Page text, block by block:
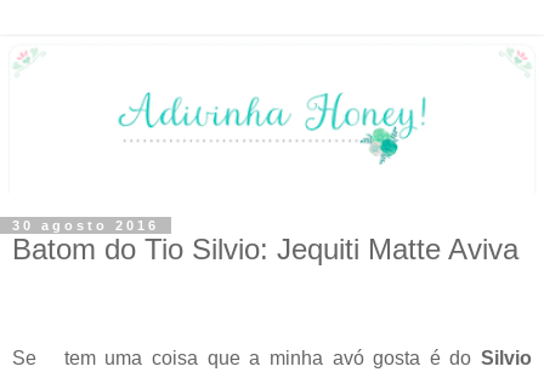
30 agosto 2016
Batom do Tio Silvio: Jequiti Matte Aviva
Se tem uma coisa que a minha avó gosta é do Silvio